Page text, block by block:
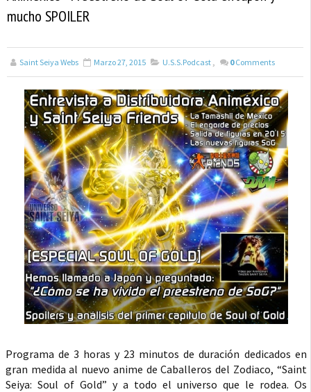
mucho SPOILER
Saint Seiya Webs Marzo 27, 2015 U.S.S.Podcast , 0 Comments
Programa de 3 horas y 23 minutos de duración dedicados en
gran medida al nuevo anime de Caballeros del Zodiaco, “Saint
Seiya: Soul of Gold” y a todo el universo que le rodea. Os